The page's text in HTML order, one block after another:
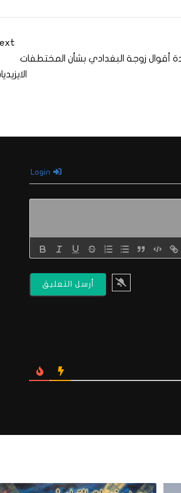
أقوال زوجة البغدادي بشأن المختطفات